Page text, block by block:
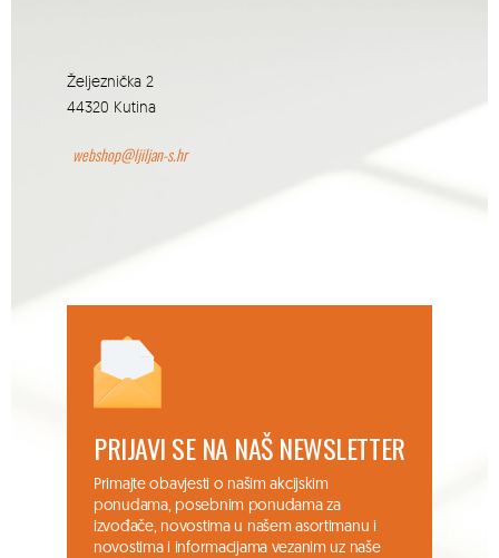
Željeznička 2
44320 Kutina
webshop@ljiljan-s.hr
PRIJAVI SE NA NAŠ NEWSLETTER
Primajte obavjesti o našim akcijskim
ponudama, posebnim ponudama za
izvođače, novostima u našem asortimanu i
novostima i informacijama vezanim uz naše